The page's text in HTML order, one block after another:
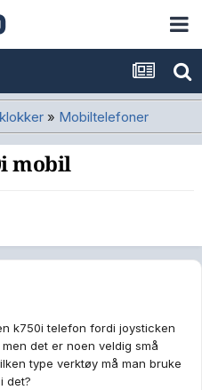
» Mobiltelefoner
mobil
k750i telefon fordi joysticken
det er noen veldig små
type verktøy må man bruke
det?